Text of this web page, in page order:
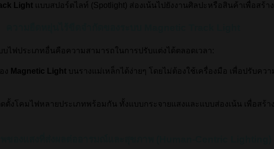
Light แบบสปอร์ตไลท์ (Spotlight) ส่องเน้นไปยังงานศิลปะหรือสินค้าเพื่อสร้า
บไฟประเภทอื่นคือความสามารถในการปรับแต่งได้ตลอดเวลา:
ง Magnetic Light บนรางแม่เหล็กได้ง่ายๆ โดยไม่ต้องใช้เครื่องมือ เพื่อปรับคว
ตั้งโคมไฟหลายประเภทพร้อมกัน ทั้งแบบกระจายแสงและแบบส่องเน้น เพื่อสร้